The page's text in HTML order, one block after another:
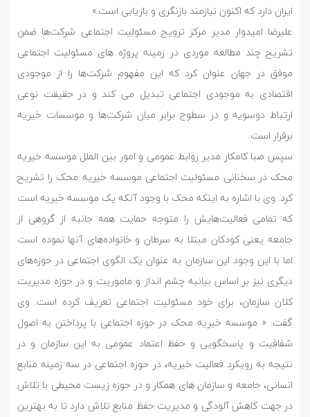
ایران دارد که اکنون نیازمند بازنگری و بازیابی است.»
علیرضا امیدوار مدیر مرکز ترویج مسئولیت اجتماعی شرکت‌ها ضمن
تشریح چند مطالعه موردی در زمینه پروژه های مسئولیت اجتماعی
موفق در جهان عنوان کرد که این مفهوم شرکت‌ها را از موجودی
اقتصادی به موجودی اجتماعی تبدیل می کند و در حقیقت نوعی
ارتباط دوسویه و در سطوح برابر میان شرکت‌ها و موسسات خیریه
برقرار است.
سپس صبا کامکار مدیر روابط عمومی و امور بین الملل موسسه خیریه
محک در سخنانی مسئولیت اجتماعی موسسه خیریه محک را تشریح
کرد. وی با اشاره به اینکه محک با وجود آنکه یک موسسه خیریه است
که تمامی فعالیت‌هایش را متوجه حمایت همه جانبه از گروهی از
جامعه یعنی کودکان مبتلا به سرطان و خانواده‌های آنها نموده است
اما با این وجود این سازمان به عنوان یک الگوی اجتماعی در حوزه‌های
دیگری نیز بر اساس بیانیه چشم انداز و ماموریت و در حوزه مدیریت
کلان سازمان، برای خود مسئولیت اجتماعی تعریف کرده است. وی
گفت: « موسسه خیریه محک در حوزه اجتماعی با پرداختن به اصول
شفافیت و پاسخگویی و حفظ اعتماد عمومی به این سازمان و در
نتیجه به رویکرد فعالیت خیریه، در حوزه اجتماعی در سه زمینه منابع
انسانی، جامعه و سازمان های همکار و در حوزه زیست محیطی با تلاش
در جهت کاهش آلودگی و مدیریت حفظ منابع تلاش دارد تا به بهترین